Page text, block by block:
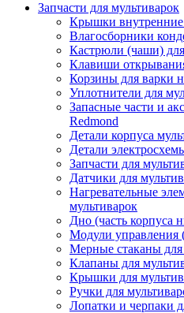
Запчасти для мультиварок
Крышки внутренние
Влагосборники
Кастрюли (чаши)
Клавиши
Корзины для варки
Уплотнители для
Запасные части и
Redmond
Детали корпуса
Детали
Запчасти для
Датчики для
Нагревательные
мультиварок
Дно (часть корпуса
Модули управления
Мерные стаканы для
Клапаны для
Крышки для
Ручки для
Лопатки и черпаки